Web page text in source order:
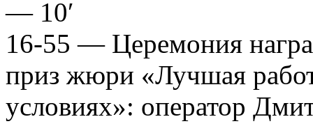
— 10′
16-55 — Церемония
приз жюри «Лучшая
условиях»: оператор